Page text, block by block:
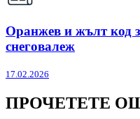
Оранжев и жълт код
снеговалеж
17.02.2026
ПРОЧЕТЕТЕ